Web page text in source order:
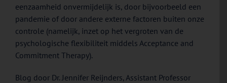
eenzaamheid onvermijdelijk is, door bijvoorbeeld een
pandemie of door andere externe factoren buiten onze
controle (namelijk, inzet op het vergroten van de
psychologische flexibiliteit middels Acceptance and
Commitment Therapy).
Blog door Dr. Jennifer Reijnders, Assistant Professor